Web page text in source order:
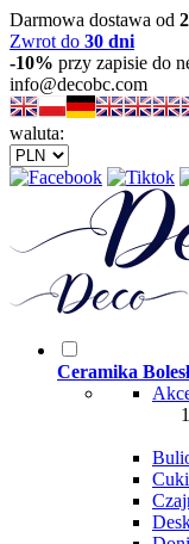
Darmowa dostawa od
Zwrot do 30 dni
-10% przy zapisie do
info@decobc.com
waluta:
Ceramika